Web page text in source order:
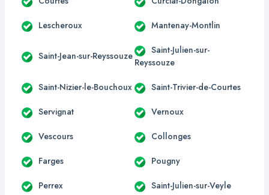
Lescheroux Mantenay-Montlin
Saint-Jean-sur-Reyssouze
Saint-Julien-sur-
Reyssouze
Saint-Nizier-le-Bouchoux Saint-Trivier-de-Courtes
Servignat Vernoux
Vescours Collonges
Farges Pougny
Perrex Saint-Julien-sur-Veyle